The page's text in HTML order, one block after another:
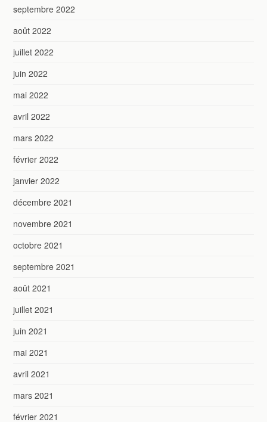
septembre 2022
août 2022
juillet 2022
juin 2022
mai 2022
avril 2022
mars 2022
février 2022
janvier 2022
décembre 2021
novembre 2021
octobre 2021
septembre 2021
août 2021
juillet 2021
juin 2021
mai 2021
avril 2021
mars 2021
février 2021